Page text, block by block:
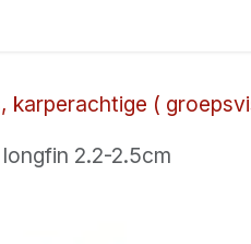
karperachtige (
2.2-2.5cm